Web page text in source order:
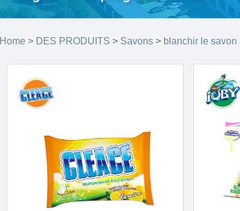
Home > DES PRODUITS > Savons > blanchir le savon